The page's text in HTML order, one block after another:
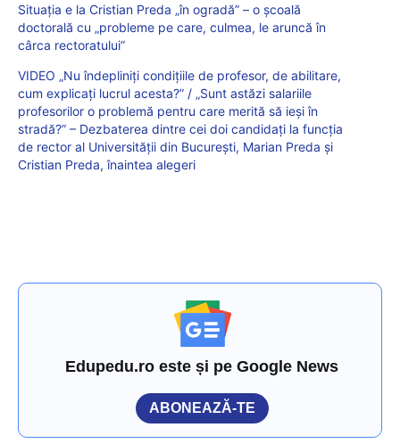
Situația e la Cristian Preda „în ogradă” – o școală
doctorală cu „probleme pe care, culmea, le aruncă în
cârca rectoratului”
VIDEO „Nu îndepliniți condițiile de profesor, de abilitare,
cum explicați lucrul acesta?” / „Sunt astăzi salariile
profesorilor o problemă pentru care merită să ieși în
stradă?” – Dezbaterea dintre cei doi candidați la funcția
de rector al Universității din București, Marian Preda și
Cristian Preda, înaintea alegeri
Edupedu.ro este și pe Google News
ABONEAZĂ-TE